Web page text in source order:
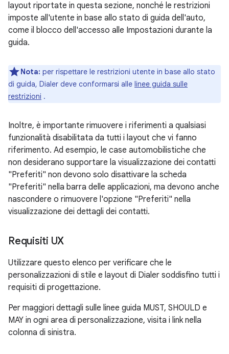
layout riportate in questa sezione, nonché le restrizioni
imposte all'utente in base allo stato di guida dell'auto,
come il blocco dell'accesso alle Impostazioni durante la
guida.
Nota: per rispettare le restrizioni utente in base allo stato
di guida, Dialer deve conformarsi alle linee guida sulle
restrizioni .
Inoltre, è importante rimuovere i riferimenti a qualsiasi
funzionalità disabilitata da tutti i layout che vi fanno
riferimento. Ad esempio, le case automobilistiche che
non desiderano supportare la visualizzazione dei contatti
"Preferiti" non devono solo disattivare la scheda
"Preferiti" nella barra delle applicazioni, ma devono anche
nascondere o rimuovere l'opzione "Preferiti" nella
visualizzazione dei dettagli dei contatti.
Requisiti UX
Utilizzare questo elenco per verificare che le
personalizzazioni di stile e layout di Dialer soddisfino tutti i
requisiti di progettazione.
Per maggiori dettagli sulle linee guida MUST, SHOULD e
MAY in ogni area di personalizzazione, visita i link nella
colonna di sinistra.